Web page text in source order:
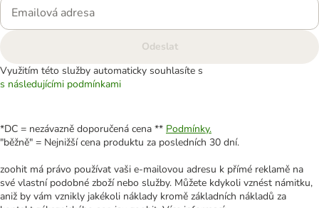
Odeslat
Využitím této služby automaticky souhlasíte s
s následujícími podmínkami
*DC = nezávazně doporučená cena ** Podmínky.
"běžně" = Nejnižší cena produktu za posledních 30 dní.
zoohit má právo používat vaši e-mailovou adresu k přímé reklamě na
své vlastní podobné zboží nebo služby. Můžete kdykoli vznést námitku,
aniž by vám vznikly jakékoli náklady kromě základních nákladů za